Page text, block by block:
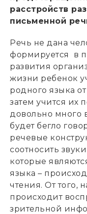
расстройств
письменной
Речь не дана
формируется в
развития
жизни ребенок
родного языка
затем учится их
довольно много
будет бегло
речевые
соотносить
которые
языка –
чтения. От того,
происходит
зрительной